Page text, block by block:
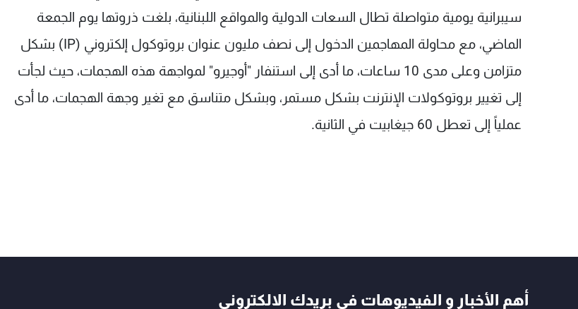
سيبرانية يومية متواصلة تطال السعات الدولية والمواقع اللبنانية، بلغت ذروتها يوم الجمعة
الماضي، مع محاولة المهاجمين الدخول إلى نصف مليون عنوان بروتوكول إلكتروني (IP) بشكل
متزامن وعلى مدى 10 ساعات، ما أدى إلى استنفار "أوجيرو" لمواجهة هذه الهجمات، حيث لجأت
إلى تغيير بروتوكولات الإنترنت بشكل مستمر، وبشكل متناسق مع تغير وجهة الهجمات، ما أدى
عملياً إلى تعطل 60 جيغابيت في الثانية.
أهم الأخبار و الفيديوهات في بريدك الالكتروني